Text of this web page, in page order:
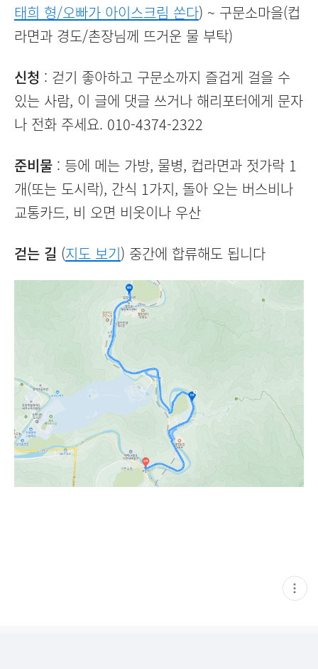
태희 형/오빠가 아이스크림 쏜다) ~ 구문소마을(컵
라면과 경도/촌장님께 뜨거운 물 부탁)
신청 : 걷기 좋아하고 구문소까지 즐겁게 걸을 수
있는 사람, 이 글에 댓글 쓰거나 해리포터에게 문자
나 전화 주세요. 010-4374-2322
준비물 : 등에 메는 가방, 물병, 컵라면과 젓가락 1
개(또는 도시락), 간식 1가지, 돌아 오는 버스비나
교통카드, 비 오면 비옷이나 우산
걷는 길 (지도 보기) 중간에 합류해도 됩니다
현
재